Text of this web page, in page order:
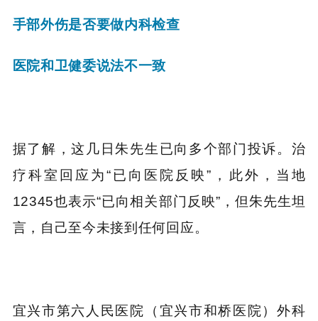
手部外伤是否要做内科检查
医院和卫健委说法不一致
据了解，这几日朱先生已向多个部门投诉。治
疗科室回应为“已向医院反映”，此外，当地
12345也表示“已向相关部门反映”，但朱先生坦
言，自己至今未接到任何回应。
宜兴市第六人民医院 （宜兴市和桥医院）外科